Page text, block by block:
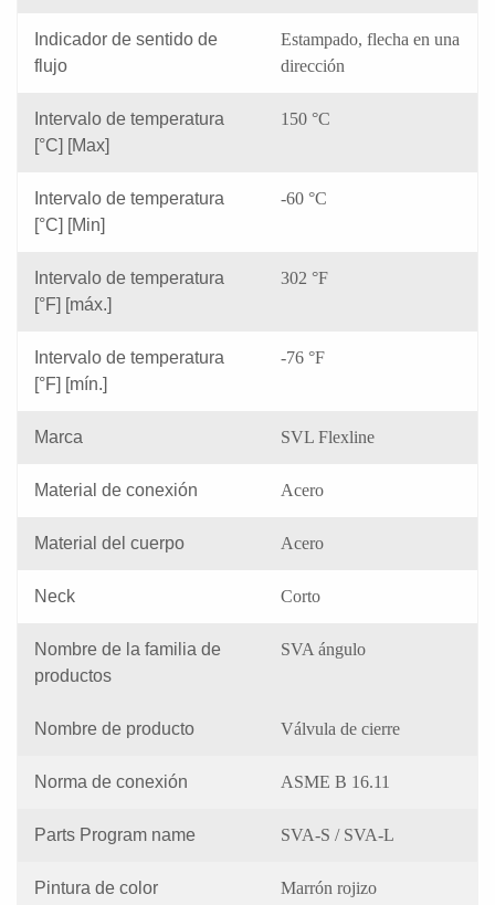
Indicador de sentido de
flujo
Estampado, flecha en una
dirección
Intervalo de temperatura
[°C] [Max]
150 °C
Intervalo de temperatura
[°C] [Min]
-60 °C
Intervalo de temperatura
[°F] [máx.]
302 °F
Intervalo de temperatura
[°F] [mín.]
-76 °F
Marca SVL Flexline
Material de conexión Acero
Material del cuerpo Acero
Neck Corto
Nombre de la familia de
productos
SVA ángulo
Nombre de producto Válvula de cierre
Norma de conexión ASME B 16.11
Parts Program name SVA-S / SVA-L
Pintura de color Marrón rojizo